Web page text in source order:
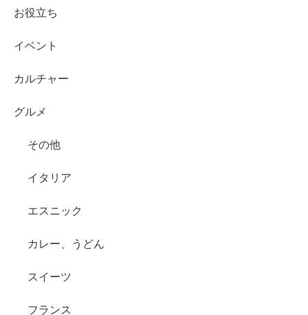
お役立ち
イベント
カルチャー
グルメ
その他
イタリア
エスニック
カレー、うどん
スイーツ
フランス